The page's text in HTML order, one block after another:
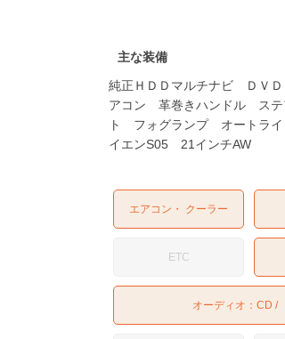
主な装備
純正ＨＤＤマルチナビ ＤＶ
アコン 革巻きハンドル ステ
ト フォグランプ オートラ
イエンS05 21インチAW
エアコン・ クーラー
ETC
オーディオ： CD